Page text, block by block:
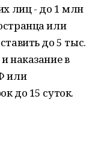
лиц - до 1 млн
или
до 5 тыс.
наказание в
или
до 15 суток.